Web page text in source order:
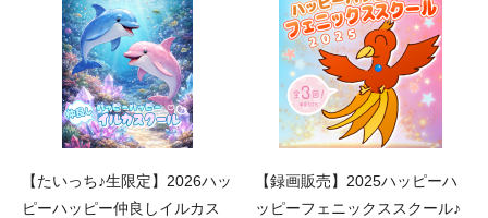
【たいっち♪生限定】2026ハッ
ピーハッピー仲良しイルカス
【録画販売】2025ハッピーハ
ッピーフェニックススクール♪